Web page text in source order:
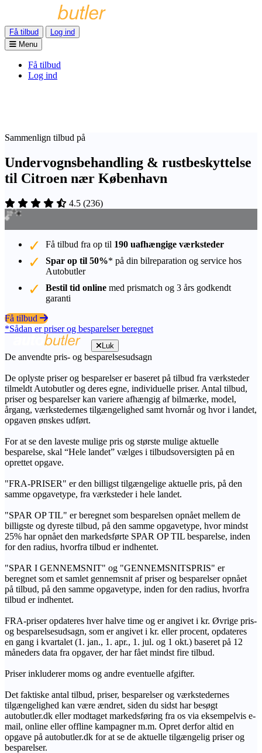
Få tilbud
Log ind
Menu
Få tilbud
Log ind
Sammenlign tilbud på
Undervognsbehandling & rustbeskyttelse
til Citroen nær København
4.5 (236)
Få tilbud fra op til 190 uafhængige værksteder
Spar op til 50%* på din bilreparation og service hos
Autobutler
Bestil tid online med prismatch og 3 års godkendt
garanti
Få tilbud
*Sådan er priser og besparelser beregnet
Luk
De anvendte pris- og besparelsesudsagn
De oplyste priser og besparelser er baseret på tilbud fra værksteder
tilmeldt Autobutler og deres egne, individuelle priser. Antal tilbud,
priser og besparelser kan variere afhængig af bilmærke, model,
årgang, værkstedernes tilgængelighed samt hvornår og hvor i landet,
opgaven ønskes udført.
For at se den laveste mulige pris og største mulige aktuelle
besparelse, skal “Hele landet” vælges i tilbudsoversigten på en
oprettet opgave.
"FRA-PRISER" er den billigst tilgængelige aktuelle pris, på den
samme opgavetype, fra værksteder i hele landet.
"SPAR OP TIL" er beregnet som besparelsen opnået mellem de
billigste og dyreste tilbud, på den samme opgavetype, hvor mindst
25% har opnået den markedsførte SPAR OP TIL besparelse, inden
for den radius, hvorfra tilbud er indhentet.
"SPAR I GENNEMSNIT" og "GENNEMSNITSPRIS" er
beregnet som et samlet gennemsnit af priser og besparelser opnået
på tilbud, på den samme opgavetype, inden for den radius, hvorfra
tilbud er indhentet.
FRA-priser opdateres hver halve time og er angivet i kr. Øvrige pris-
og besparelsesudsagn, som er angivet i kr. eller procent, opdateres
en gang i kvartalet (1. jan., 1. apr., 1. jul. og 1 okt.) baseret på 12
måneders data fra opgaver, der har fået mindst fire tilbud.
Priser inkluderer moms og andre eventuelle afgifter.
Det faktiske antal tilbud, priser, besparelser og værkstedernes
tilgængelighed kan være ændret, siden du sidst har besøgt
autobutler.dk eller modtaget markedsføring fra os via eksempelvis e-
mail, online eller offline kampagner m.m. Opret derfor altid en
opgave på autobutler.dk for at se de aktuelle tilgængelig priser og
besparelser.